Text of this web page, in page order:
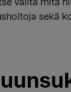
valita mitä
sekä